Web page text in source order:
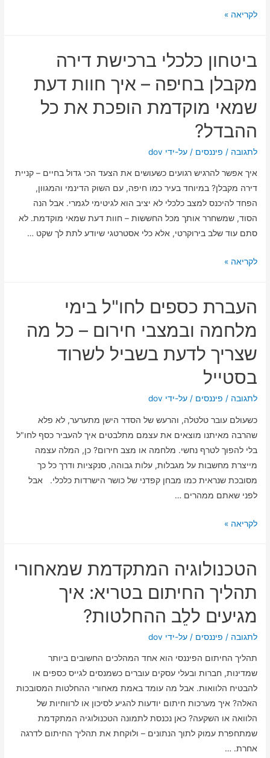
הגשמת
רילוקיישן
בעזרת
מסמכי
לארה"ב
ואירופה
לקריאה »
ביטחון כלכלי ברכישת דירה
מקבלן בחיפה – איך חוות דעת
שמאי מוקדמת הופכת את כל
ההבדל?
לתגובה / פיננסים / על-ידי dov
איך אפשר להרגיש רגועים כשעושים את הצעד הכי גדול בחיים – קניית
דירה מקבלן? במיוחד בעיר כמו חיפה, עם השוק הדינמי והמגוון,
הפחד להיכנס למצב כלכלי לא יציב הוא לגיטימי לגמרי. אבל הנה
הסוד, שמשחרר אותך מכל החששות – חוות דעת שמאי מוקדמת. לא
סתם עוד שלב בירוקרטי, אלא כלי אסטרטגי שיודע לתת לך שקט …
ביטחון
דירה
מקבלן
בחיפה
–
חוות
דעת
לקריאה »
העברת כספים לחו"ל בימי
מלחמה ובמצבי חירום – כל מה
שצריך לדעת בשביל לשרוד
בסטייל
לתגובה / פיננסים / על-ידי dov
כשעולם עובר טלטלה, והרעש של הסדר הישן מתערער, לא פלא
שהרבה מאיתנו מוצאים את עצמם מתלבטים איך להעביר כסף לחו"ל
בלי להפוך לטרף נחשי. מלחמה או מצב חירום? כן, המלה עצמה
מייצרת מחשבות על מגבלות, עלות גבוהה, סנקציות ודרך כל כך
מסובכת שנראית כמו מבחן קפדני של כושר הישרדות כלכלי. אבל
לפני שאתם ממהרים …
העברת
בימי
ובמצבי
חירום
מה
שצריך
לדעת
בשביל
לשרוד
בסטייל
לקריאה »
הטכנולוגיה המתקדמת שמאחורי
תהליך החיתום בטריא: איך
מגיעים ללֵב ההחלטות?
לתגובה / פיננסים / על-ידי dov
תהליך החיתום הפיננסי הוא אחד המהלכים החשובים ביותר
שמדינות, חברות ובעלי עסקים עוברים כשמנסים לגייס כספים או
להבטיח הלוואות. אבל מה עומד באמת מאחורי ההחלטות המסובכות
האלה? איך מערכות חיתום יודעות להגיע לסיכון או לרווחיות של
הלוואה או השקעה? כאן נכנסת לתמונה הטכנולוגיה המתקדמת
שמתחפרת עמוק לתוך הנתונים – ולוקחת את תהליך החיתום לדרגה
אחרת. …